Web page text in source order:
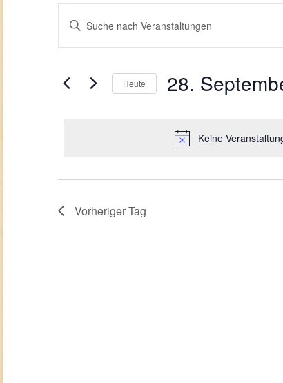
für
28.
2025
Keine
Suche
Navigation
Bitte
Schlüsselwort
Veranstaltungen
Schlüsselwort.
Heute 28.
Vorheriger Tag